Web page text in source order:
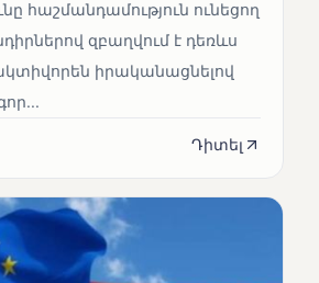
հաշմանդամություն ունեցող
զբաղվում է դեռևս
իրականացնելով
Դիտել